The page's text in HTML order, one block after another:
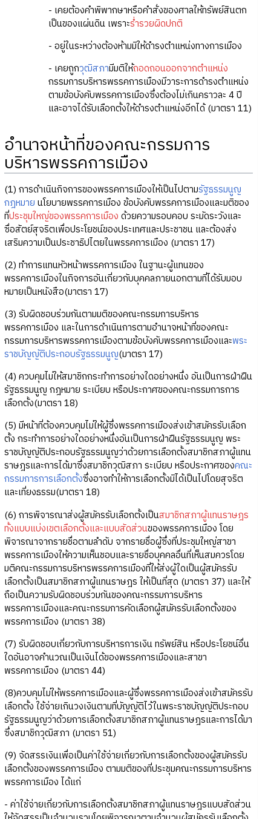
- เคยต้องคำพิพากษาหรือคำสั่งของศาลให้ทรัพย์สินตก
เป็นของแผ่นดิน เพราะร่ำรวยผิดปกติ
- อยู่ในระหว่างต้องห้ามมิให้ดำรงตำแหน่งทางการเมือง
- เคยถูกวุฒิสภามีมติให้ถอดถอนออกจากตำแหน่ง
กรรมการบริหารพรรคการเมืองมีวาระการดำรงตำแหน่ง
ตามข้อบังคับพรรคการเมืองซึ่งต้องไม่เกินคราวละ 4 ปี
และอาจได้รับเลือกตั้งให้ดำรงตำแหน่งอีกได้ (มาตรา 11)
อำนาจหน้าที่ของคณะกรรมการ
บริหารพรรคการเมือง
(1) การดำเนินกิจการของพรรคการเมืองให้เป็นไปตามรัฐธรรมนูญ
กฎหมาย นโยบายพรรคการเมือง ข้อบังคับพรรคการเมืองและมติของ
ที่ประชุมใหญ่ของพรรคการเมือง ด้วยความรอบคอบ ระมัดระวังและ
ซื่อสัตย์สุจริตเพื่อประโยชน์ของประเทศและประชาชน และต้องส่ง
เสริมความเป็นประชาธิปไตยในพรรคการเมือง (มาตรา 17)
(2) ทำการแทนหัวหน้าพรรคการเมือง ในฐานะผู้แทนของ
พรรคการเมืองในกิจการอันเกี่ยวกับบุคคลภายนอกตามที่ได้รับมอบ
หมายเป็นหนังสือ(มาตรา 17)
(3) รับผิดชอบร่วมกันตามมติของคณะกรรมการบริหาร
พรรคการเมือง และในการดำเนินการตามอำนาจหน้าที่ของคณะ
กรรมการบริหารพรรคการเมืองตามข้อบังคับพรรคการเมืองและพระ
ราชบัญญัติประกอบรัฐธรรมนูญ(มาตรา 17)
(4) ควบคุมไม่ให้สมาชิกกระทำการอย่างใดอย่างหนึ่ง อันเป็นการฝ่าฝืน
รัฐธรรมนูญ กฎหมาย ระเบียบ หรือประกาศของคณะกรรมการการ
เลือกตั้ง(มาตรา 18)
(5) มีหน้าที่ต้องควบคุมไม่ให้ผู้ซึ่งพรรคการเมืองส่งเข้าสมัครรับเลือก
ตั้ง กระทำการอย่างใดอย่างหนึ่งอันเป็นการฝ่าฝืนรัฐธรรมนูญ พระ
ราชบัญญัติประกอบรัฐธรรมนูญว่าด้วยการเลือกตั้งสมาชิกสภาผู้แทน
ราษฎรและการได้มาซึ่งสมาชิกวุฒิสภา ระเบียบ หรือประกาศของคณะ
กรรมการการเลือกตั้งซึ่งอาจทำให้การเลือกตั้งมิได้เป็นไปโดยสุจริต
และเที่ยงธรรม(มาตรา 18)
(6) การพิจารณาส่งผู้สมัครรับเลือกตั้งเป็นสมาชิกสภาผู้แทนราษฎร
ทั้งแบบแบ่งเขตเลือกตั้งและแบบสัดส่วนของพรรคการเมือง โดย
พิจารณาจากรายชื่อตามลำดับ จากรายชื่อผู้ซึ่งที่ประชุมใหญ่สาขา
พรรคการเมืองให้ความเห็นชอบและรายชื่อบุคคลอื่นที่เห็นสมควรโดย
มติคณะกรรมการบริหารพรรคการเมืองที่ให้ส่งผู้ใดเป็นผู้สมัครรับ
เลือกตั้งเป็นสมาชิกสภาผู้แทนราษฎร ให้เป็นที่สุด (มาตรา 37) และให้
ถือเป็นความรับผิดชอบร่วมกันของคณะกรรมการบริหาร
พรรคการเมืองและคณะกรรมการคัดเลือกผู้สมัครรับเลือกตั้งของ
พรรคการเมือง (มาตรา 38)
(7) รับผิดชอบเกี่ยวกับการบริหารการเงิน ทรัพย์สิน หรือประโยชน์อื่น
ใดอันอาจคำนวณเป็นเงินได้ของพรรคการเมืองและสาขา
พรรคการเมือง (มาตรา 44)
(8)ควบคุมไม่ให้พรรคการเมืองและผู้ซึ่งพรรคการเมืองส่งเข้าสมัครรับ
เลือกตั้ง ใช้จ่ายเกินวงเงินตามที่บัญญัติไว้ในพระราชบัญญัติประกอบ
รัฐธรรมนูญว่าด้วยการเลือกตั้งสมาชิกสภาผู้แทนราษฎรและการได้มา
ซึ่งสมาชิกวุฒิสภา (มาตรา 51)
(9) จัดสรรเงินเพื่อเป็นค่าใช้จ่ายเกี่ยวกับการเลือกตั้งของผู้สมัครรับ
เลือกตั้งของพรรคการเมือง ตามมติของที่ประชุมคณะกรรมการบริหาร
พรรคการเมือง ได้แก่
- ค่าใช้จ่ายเกี่ยวกับการเลือกตั้งสมาชิกสภาผู้แทนราษฎรแบบสัดส่วน